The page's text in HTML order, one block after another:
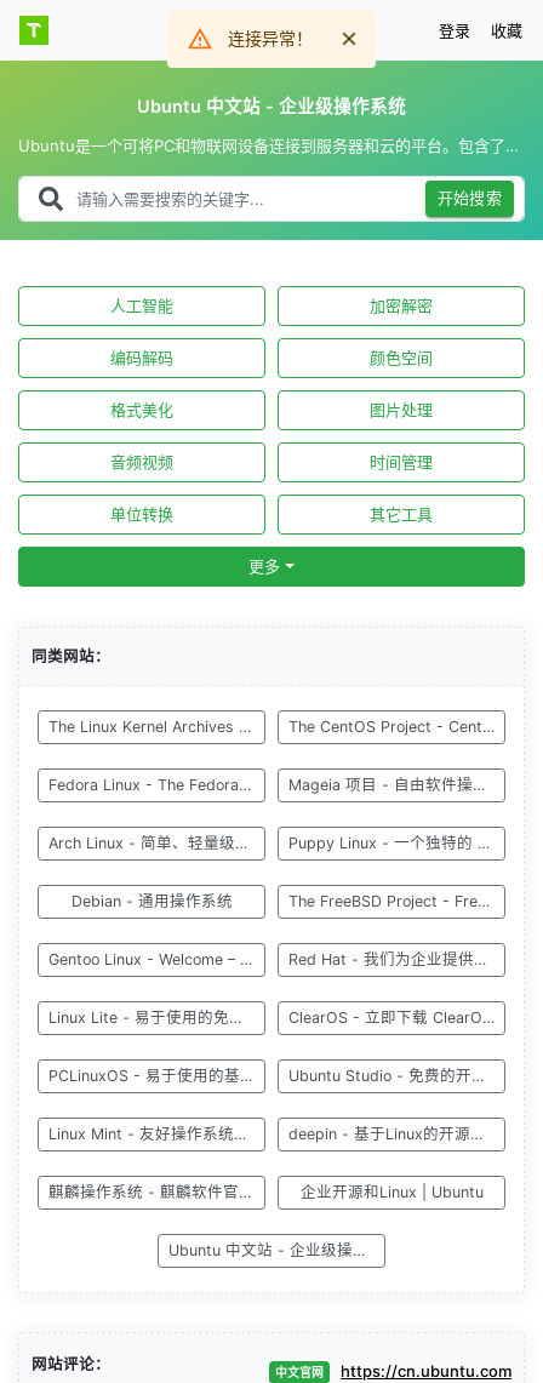
登录 收藏
Ubuntu 中文站 - 企业级操作系统
Ubuntu是一个可将PC和物联网设备连接到服务器和云的平台。包含了一整套用于开发，配置，管理和服务编排的企业级工具。
开始搜索
人工智能 加密解密
编码解码 颜色空间
格式美化 图片处理
音频视频 时间管理
单位转换 其它工具
更多
同类网站：
The Linux Kernel Archives - Linux 内核档案 The CentOS Project - CentOS 项目
Fedora Linux - The Fedora Project Mageia 项目 - 自由软件操作系统
Arch Linux - 简单、轻量级的发行版 Puppy Linux - 一个独特的 Linux 发行版系列
Debian - 通用操作系统 The FreeBSD Project - FreeBSD 项目
Gentoo Linux - Welcome – Gentoo Linux Red Hat - 我们为企业提供开源技术
Linux Lite - 易于使用的免费 Linux 操作系统 ClearOS - 立即下载 ClearOS 服务器
PCLinuxOS - 易于使用的基于 Linux 的操作系统 Ubuntu Studio - 免费的开源操作系统
Linux Mint - 友好操作系统的最新版本 deepin - 基于Linux的开源国产操作系统
麒麟操作系统 - 麒麟软件官方网站 企业开源和Linux | Ubuntu
Ubuntu 中文站 - 企业级操作系统
网站评论： 中文官网 https://cn.ubuntu.com
连接异常！